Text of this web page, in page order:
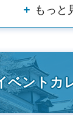
もっと
ベントカ